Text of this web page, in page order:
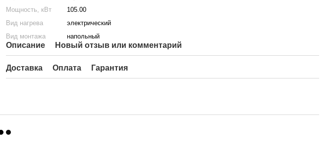
Мощность, кВт
105.00
Вид нагрева
электрический
Вид монтажа
напольный
Описание Новый отзыв или комментарий
Доставка Оплата Гарантия